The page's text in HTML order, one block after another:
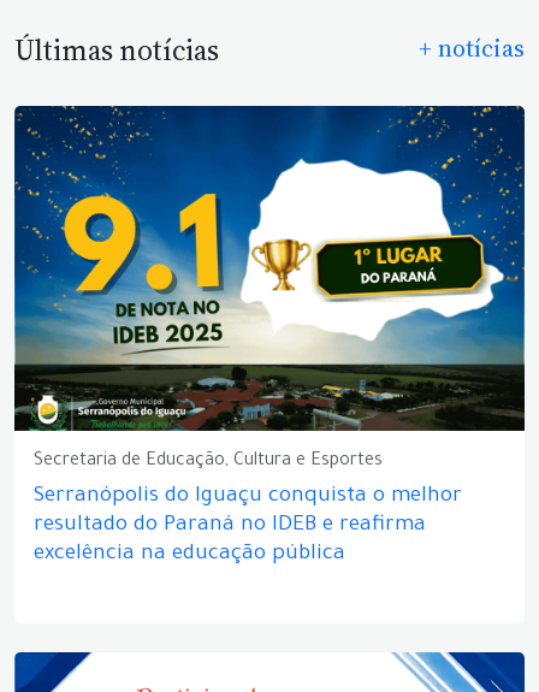
Últimas notícias + notícias
Secretaria de Educação, Cultura e Esportes
Serranópolis do Iguaçu conquista o melhor
resultado do Paraná no IDEB e reafirma
excelência na educação pública